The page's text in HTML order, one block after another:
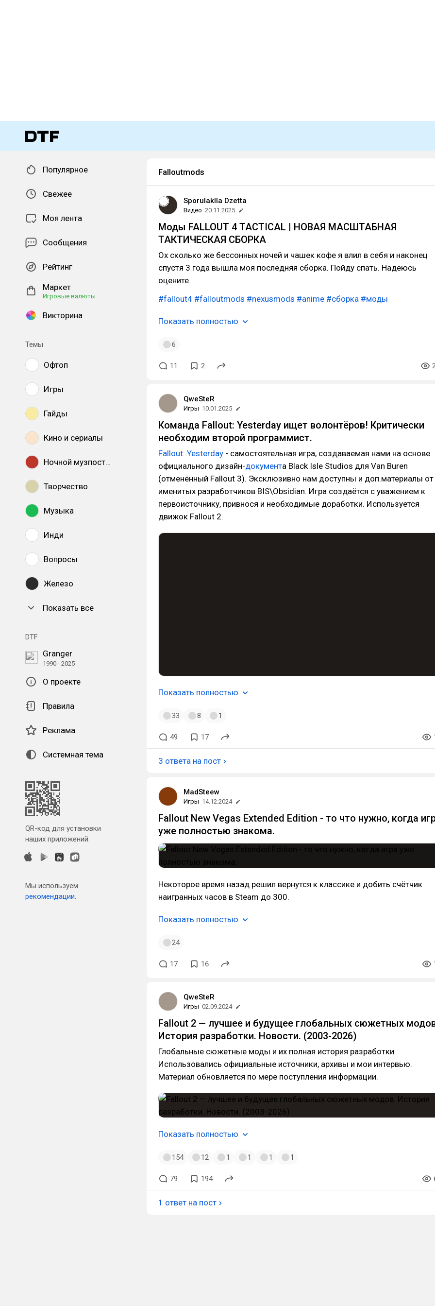
Популярное
Свежее
Моя лента
Сообщения
Рейтинг
Маркет
Игровые валюты
Викторина
Темы
Офтоп
Игры
Гайды
Кино и сериалы
Ночной музпостинг
Творчество
Музыка
Инди
Вопросы
Железо
Показать все
DTF
Granger
1990 - 2025
О проекте
Правила
Реклама
Системная тема
QR-код для установки
наших приложений.
Мы используем
рекомендации.
Falloutmods
Sporulaklla Dzetta
Видео 20.11.2025
Моды FALLOUT 4 TACTICAL | НОВАЯ МАСШТАБНАЯ
ТАКТИЧЕСКАЯ СБОРКА
Ох сколько же бессонных ночей и чашек кофе я влил в себя и наконец
спустя 3 года вышла моя последняя сборка. Пойду спать. Надеюсь
оцените
#fallout4 #falloutmods #nexusmods #anime #сборка #моды
Показать полностью
6
11 2
QweSteR
Игры 10.01.2025
Команда Fallout: Yesterday ищет волонтёров! Критически
необходим второй программист.
Fallout: Yesterday - самостоятельная игра, создаваемая нами на основе
официального дизайн-документа Black Isle Studios для Van Buren
(отменённый Fallout 3). Эксклюзивно нам доступны и доп.материалы от
именитых разработчиков BIS\Obsidian. Игра создаётся с уважением к
первоисточнику, привнося и необходимые доработки. Используется
движок Fallout 2.
Показать полностью
33 8 1
49 17
3 ответа на пост
MadSteew
Игры 14.12.2024
Fallout New Vegas Extended Edition - то что нужно, когда
уже полностью знакома.
Некоторое время назад решил вернутся к классике и добить счётчик
наигранных часов в Steam до 300.
Показать полностью
24
17 16
QweSteR
Игры 02.09.2024
Fallout 2 — лучшее и будущее глобальных сюжетных
История разработки. Новости. (2003-2026)
Глобальные сюжетные моды и их полная история разработки.
Использовались официальные источники, архивы и мои интервью.
Материал обновляется по мере поступления информации.
Показать полностью
154 12 1 1 1 1
79 194
1 ответ на пост